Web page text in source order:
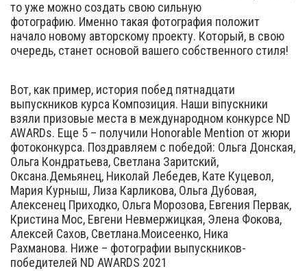
то уже можно создать свою сильную
фотографию. Именно такая фотография положит
начало новому авторскому проекту. Который, в свою
очередь, станет основой вашего собственного стиля!
Вот, как пример, история побед пятнадцати
выпускников курса Композиция. Наши віпускники
взяли призовые места в международном конкурсе ND
AWARDs. Еще 5 – получили Honorable Mention от жюри
фотоконкурса. Поздравляем с победой: Ольга Донская,
Ольга Кондратьева, Светлана Заритский,
Оксана.Демьянец, Николай Лебедев, Кате Куцевол,
Мария Курныш, Лиза Карликова, Ольга Дубовая,
Алексенец Приходко, Ольга Морозова, Евгения Первак,
Кристина Мос, Евгени Невмержицкая, Элена Фокова,
Алексей Сахов, Светлана.Моисеенко, Ника
Рахманова. Ниже – фотографии выпускников-
победителей ND AWARDS 2021